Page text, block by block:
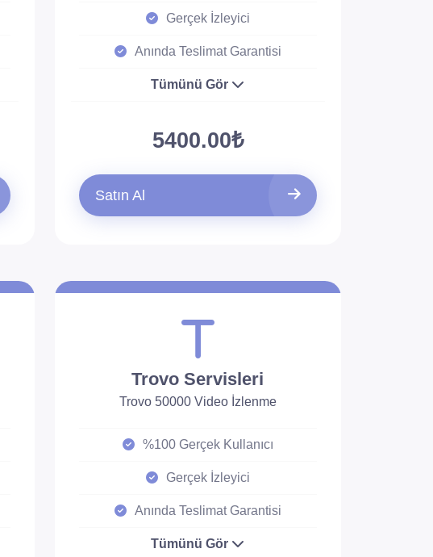
Gerçek İzleyici
Anında Teslimat Garantisi
Tümünü Gör
5400.00₺
Satın Al
Trovo Servisleri
Trovo 50000 Video İzlenme
%100 Gerçek Kullanıcı
Gerçek İzleyici
Anında Teslimat Garantisi
Tümünü Gör